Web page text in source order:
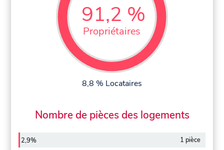
91,2 %
Propriétaires
8,8 % Locataires
Nombre de pièces des logements
2,9% 1 pièce